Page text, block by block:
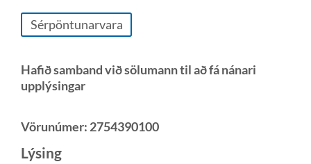
Sérpöntunarvara
Hafið samband við sölumann til að fá nánari
upplýsingar
Vörunúmer: 2754390100
Lýsing